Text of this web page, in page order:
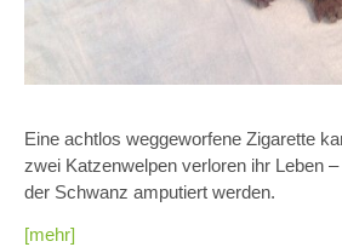
Eine achtlos weggeworfene Zigarette
zwei Katzenwelpen verloren ihr Leben
der Schwanz amputiert werden.
[mehr]